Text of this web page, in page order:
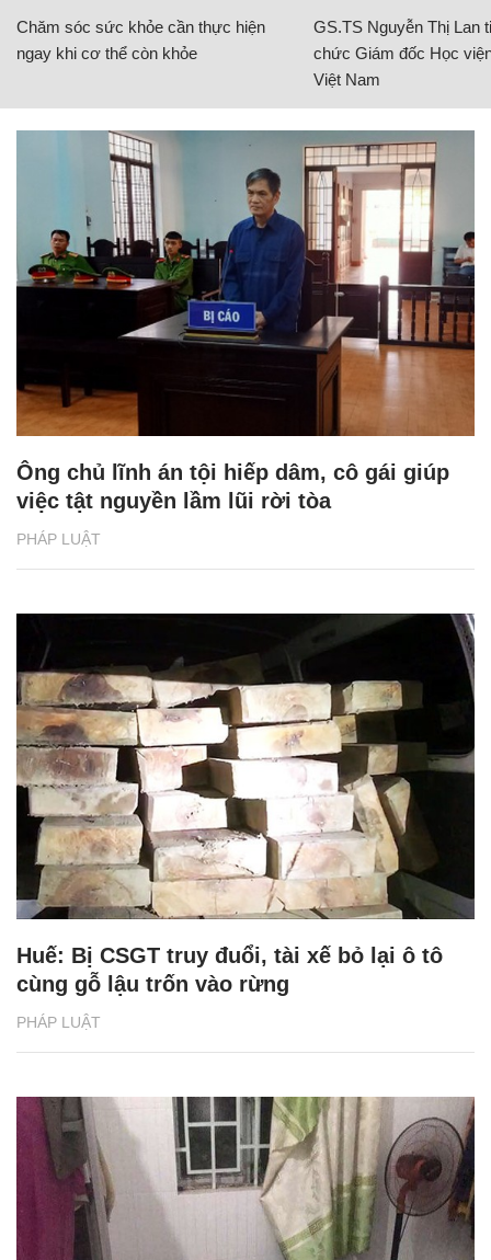
Chăm sóc sức khỏe cần thực hiện
ngay khi cơ thể còn khỏe
GS.TS Nguyễn Thị Lan
chức Giám đốc Học
Việt Nam
PHÁP LUẬT
Ông chủ lĩnh án tội hiếp dâm, cô gái giúp
việc tật nguyền lầm lũi rời tòa
PHÁP LUẬT
Huế: Bị CSGT truy đuổi, tài xế bỏ lại ô tô
cùng gỗ lậu trốn vào rừng